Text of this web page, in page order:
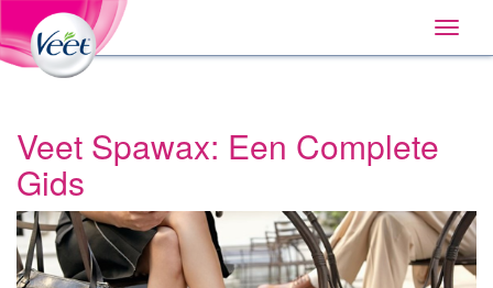
to:
Primary
Navigation,
Search
Huis
Navigation
Toggle
Veet Spawax: Een Complete
Gids